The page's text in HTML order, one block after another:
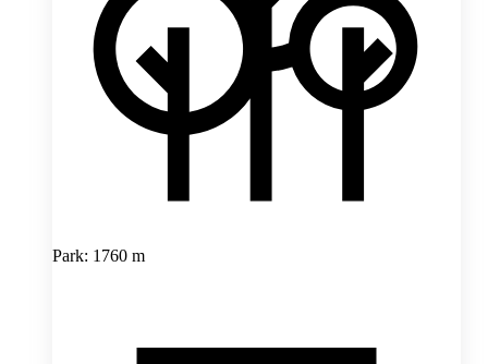
Park: 1760 m